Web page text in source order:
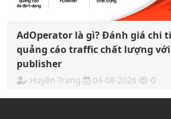
AdOperator là gì? Đánh giá chi
quảng cáo traffic chất lượng với
publisher
Huyền Trang 04-08-2026 0